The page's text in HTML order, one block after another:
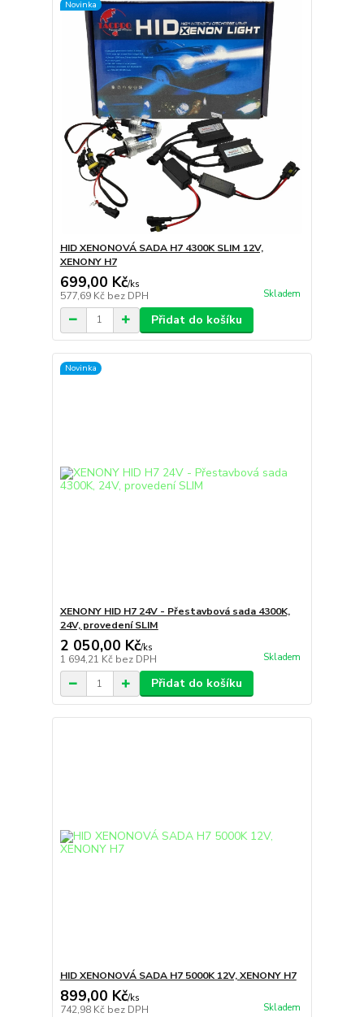
Novinka
HID XENONOVÁ SADA H7 4300K SLIM 12V,
XENONY H7
699,00 Kč/ks
577,69 Kč bez DPH Skladem
Přidat do košíku
Novinka
XENONY HID H7 24V - Přestavbová sada 4300K,
24V, provedení SLIM
2 050,00 Kč/ks
1 694,21 Kč bez DPH Skladem
Přidat do košíku
HID XENONOVÁ SADA H7 5000K 12V, XENONY H7
899,00 Kč/ks
742,98 Kč bez DPH Skladem